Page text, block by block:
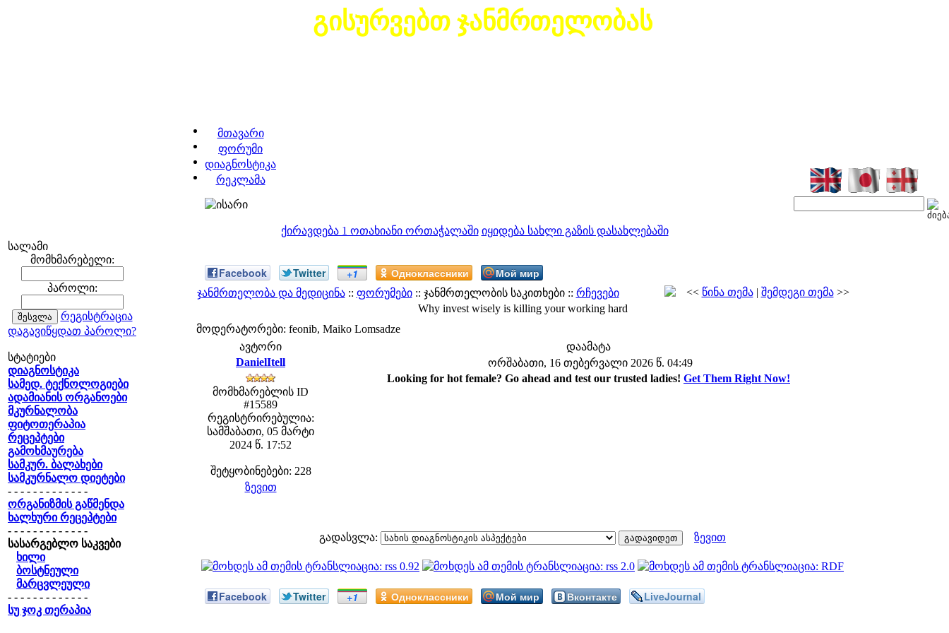
გისურვებთ ჯანმრთელობას
მთავარი
ფორუმი
დიაგნოსტიკა
რეკლამა
ქირავდება 1 ოთახიანი ორთაჭალაში იყიდება სახლი გაზის დასახლებაში
სალამი
მომხმარებელი:
პაროლი:
რეგისტრაცია
დაგავიწყდათ პაროლი?
სტატიები
დიაგნოსტიკა
სამედ. ტექნოლოგიები
ადამიანის ორგანოები
მკურნალობა
ფიტოთერაპია
რეცეპტები
გამოხმაურება
სამკურ. ბალახები
სამკურნალო დიეტები
- - - - - - - - - - - - -
ორგანიზმის გაწმენდა
ხალხური რეცეპტები
- - - - - - - - - - - - -
სასარგებლო საკვები
ხილი
ბოსტნეული
მარცვლეული
- - - - - - - - - - - - -
სუ ჯოკ თერაპია
Facebook Twitter +1 Одноклассники Мой мир
ჯანმრთელობა და მედიცინა:: ფორუმები:: ჯანმრთელობის საკითხები :: რჩევები << წინა თემა| შემდეგი თემა>>
Why invest wisely is killing your working hard
მოდერატორები: feonib, Maiko Lomsadze
ავტორი
დაამატა
DanielItell
ორშაბათი, 16 თებერვალი 2026 წ. 04:49
მომხმარებლის ID
#15589
რეგისტრირებულია:
სამშაბათი, 05 მარტი
2024 წ. 17:52
შეტყობინებები: 228
Looking for hot female? Go ahead and test our trusted ladies! Get Them Right Now!
ზევით
გადასვლა: ზევით
Facebook Twitter +1 Одноклассники Мой мир Вконтакте LiveJournal